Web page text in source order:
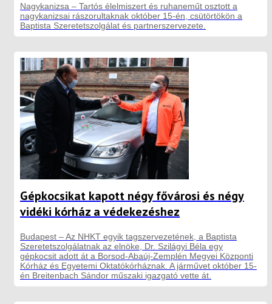
Nagykanizsa – Tartós élelmiszert és ruhaneműt osztott a
nagykanizsai rászorultaknak október 15-én, csütörtökön a
Baptista Szeretetszolgálat és partnerszervezete.
Gépkocsikat kapott négy fővárosi és négy
vidéki kórház a védekezéshez
Budapest – Az NHKT egyik tagszervezetének, a Baptista
Szeretetszolgálatnak az elnöke, Dr. Szilágyi Béla egy
gépkocsit adott át a Borsod-Abaúj-Zemplén Megyei Központi
Kórház és Egyetemi Oktatókórháznak. A járművet október 15-
én Breitenbach Sándor műszaki igazgató vette át.